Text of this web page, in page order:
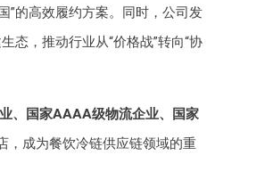
”的高效履约方案。同时，公司发
态，推动行业从“价格战”转向“协
、国家AAAA级物流企业、国家
，成为餐饮冷链供应链领域的重